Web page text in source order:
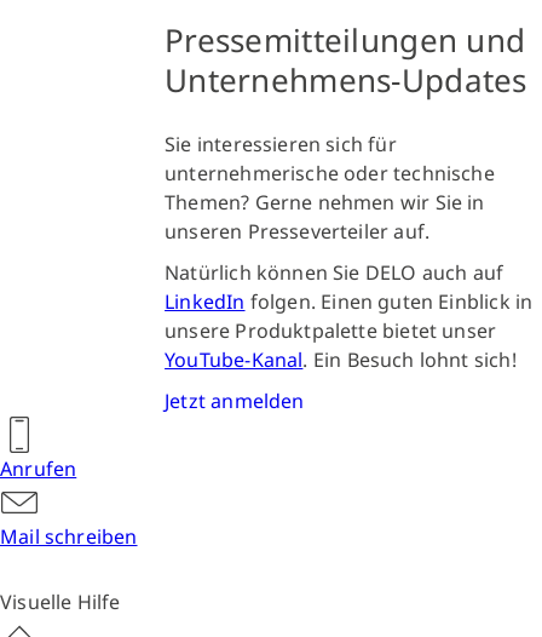
Pressemitteilungen und
Unternehmens-Updates
Sie interessieren sich für
unternehmerische oder technische
Themen? Gerne nehmen wir Sie in
unseren Presseverteiler auf.
Natürlich können Sie DELO auch auf
LinkedIn folgen. Einen guten Einblick in
unsere Produktpalette bietet unser
YouTube-Kanal. Ein Besuch lohnt sich!
Jetzt anmelden
Anrufen
Mail schreiben
Visuelle Hilfe